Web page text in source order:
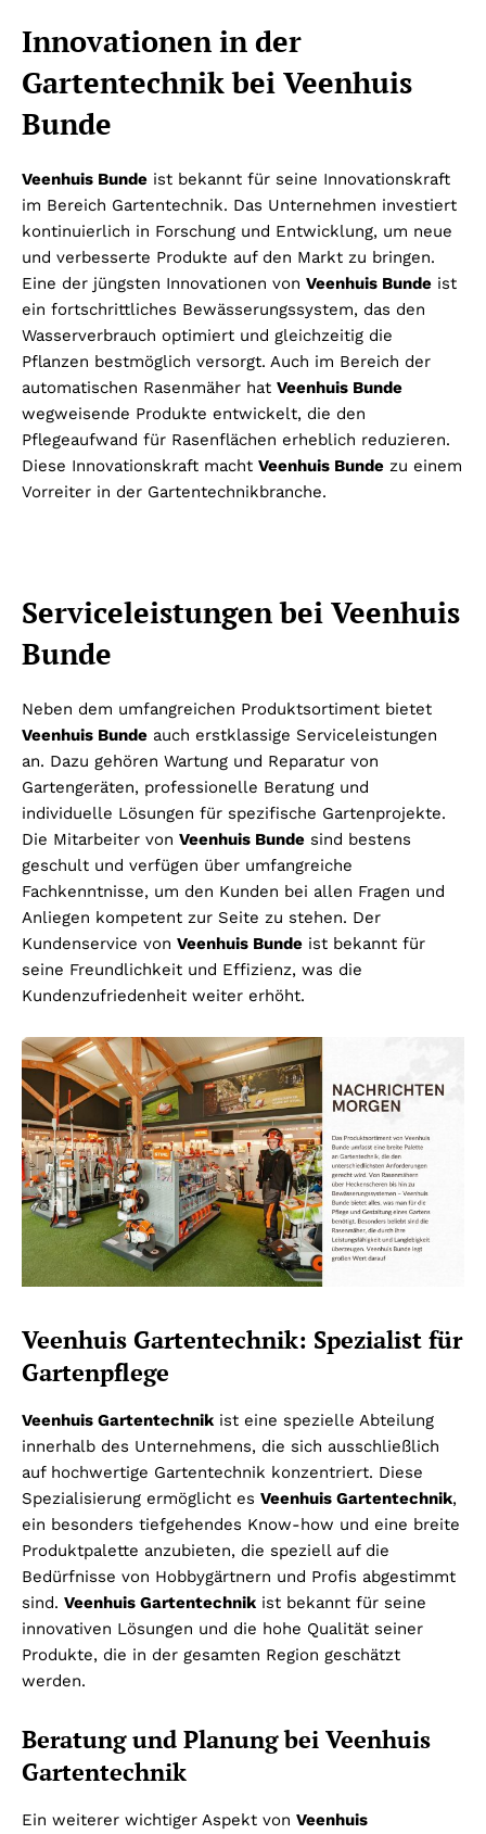
Innovationen in der
Gartentechnik bei Veenhuis
Bunde
Veenhuis Bunde ist bekannt für seine Innovationskraft
im Bereich Gartentechnik. Das Unternehmen investiert
kontinuierlich in Forschung und Entwicklung, um neue
und verbesserte Produkte auf den Markt zu bringen.
Eine der jüngsten Innovationen von Veenhuis Bunde ist
ein fortschrittliches Bewässerungssystem, das den
Wasserverbrauch optimiert und gleichzeitig die
Pflanzen bestmöglich versorgt. Auch im Bereich der
automatischen Rasenmäher hat Veenhuis Bunde
wegweisende Produkte entwickelt, die den
Pflegeaufwand für Rasenflächen erheblich reduzieren.
Diese Innovationskraft macht Veenhuis Bunde zu einem
Vorreiter in der Gartentechnikbranche.
Serviceleistungen bei Veenhuis
Bunde
Neben dem umfangreichen Produktsortiment bietet
Veenhuis Bunde auch erstklassige Serviceleistungen
an. Dazu gehören Wartung und Reparatur von
Gartengeräten, professionelle Beratung und
individuelle Lösungen für spezifische Gartenprojekte.
Die Mitarbeiter von Veenhuis Bunde sind bestens
geschult und verfügen über umfangreiche
Fachkenntnisse, um den Kunden bei allen Fragen und
Anliegen kompetent zur Seite zu stehen. Der
Kundenservice von Veenhuis Bunde ist bekannt für
seine Freundlichkeit und Effizienz, was die
Kundenzufriedenheit weiter erhöht.
Veenhuis Gartentechnik: Spezialist für
Gartenpflege
Veenhuis Gartentechnik ist eine spezielle Abteilung
innerhalb des Unternehmens, die sich ausschließlich
auf hochwertige Gartentechnik konzentriert. Diese
Spezialisierung ermöglicht es Veenhuis Gartentechnik,
ein besonders tiefgehendes Know-how und eine breite
Produktpalette anzubieten, die speziell auf die
Bedürfnisse von Hobbygärtnern und Profis abgestimmt
sind. Veenhuis Gartentechnik ist bekannt für seine
innovativen Lösungen und die hohe Qualität seiner
Produkte, die in der gesamten Region geschätzt
werden.
Beratung und Planung bei Veenhuis
Gartentechnik
Ein weiterer wichtiger Aspekt von Veenhuis